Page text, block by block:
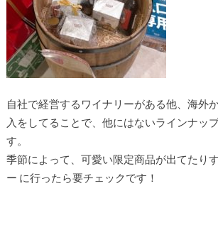
自社で経営するワイナリーがある他、海外
入をしてることで、他にはないラインナッ
す。
季節によって、可愛い限定商品が出てたり
ー に行ったら要チェックです！